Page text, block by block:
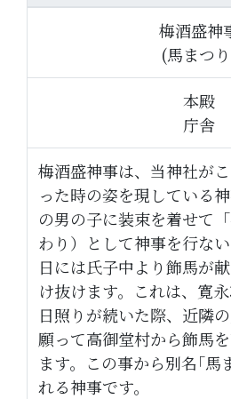
梅酒盛神
(馬まつ
本殿
庁舎
梅酒盛神事は、当神社が
った時の姿を現している
の男の子に装束を着せて
わり）として神事を行な
日には氏子中より飾馬が
け抜けます。これは、寛
日照りが続いた際、近隣
願って高御堂村から飾馬
ます。この事から別名｢馬
れる神事です。